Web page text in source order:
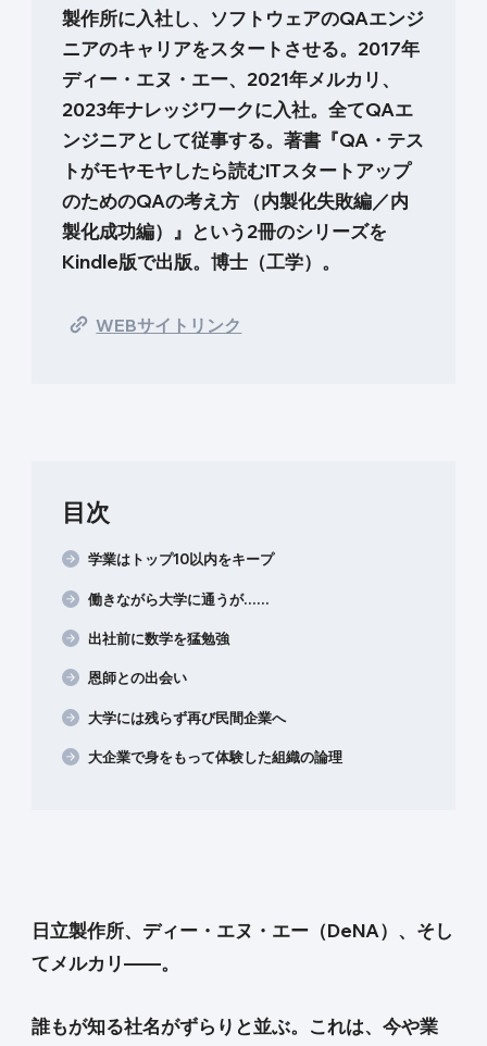
製作所に入社し、ソフトウェアのQAエンジ
ニアのキャリアをスタートさせる。2017年
ディー・エヌ・エー、2021年メルカリ、
2023年ナレッジワークに入社。全てQAエ
ンジニアとして従事する。著書『QA・テス
トがモヤモヤしたら読むITスタートアップ
のためのQAの考え方 （内製化失敗編／内
製化成功編）』という2冊のシリーズを
Kindle版で出版。博士（工学）。
WEBサイトリンク
目次
学業はトップ10以内をキープ
働きながら大学に通うが……
出社前に数学を猛勉強
恩師との出会い
大学には残らず再び民間企業へ
大企業で身をもって体験した組織の論理
日立製作所、ディー・エヌ・エー（DeNA）、そし
てメルカリ——。
誰もが知る社名がずらりと並ぶ。これは、今や業